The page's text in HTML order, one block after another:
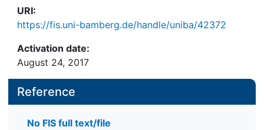
URI:
https://fis.uni-bamberg.de/handle/uniba/42372
Activation date:
August 24, 2017
Reference
No FIS full text/file